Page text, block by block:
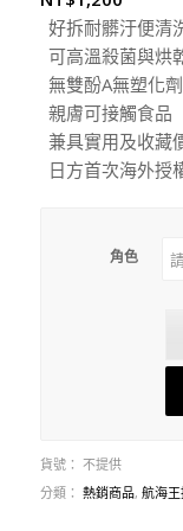
好拆耐髒汙便清
可高溫殺菌與烘
無雙酚A無塑化劑
親膚可接觸食品
兼具實用及收藏
日方首次海外授
角色
貨號： 不提供
分類： 熱銷商品, 航海